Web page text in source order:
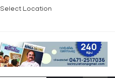
Select Location